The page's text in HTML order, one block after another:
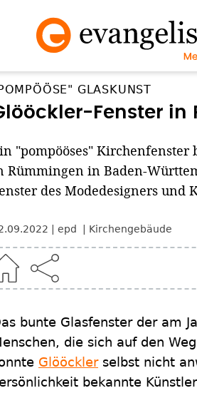
GLASKUNST
Fenster in
"pompööses"
Rümmingen in Baden-
des Modedesigners
epd Kirchengebäude
bunte Glasfenster der am
die sich auf den
Glööcklerselbst nicht
bekannte